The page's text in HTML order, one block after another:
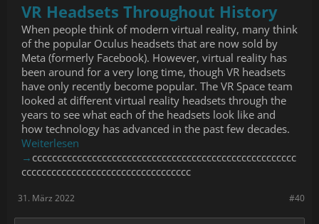
VR Headsets Throughout History
When people think of modern virtual reality, many think
of the popular Oculus headsets that are now sold by
Meta (formerly Facebook). However, virtual reality has
been around for a very long time, though VR headsets
have only recently become popular. The VR Space team
looked at different virtual reality headsets through the
years to see what each of the headsets look like and
how technology has advanced in the past few decades.
Weiterlesen
→ ccccccccccccccccccccccccccccccccccccccccccccccccccccc
cccccccccccccccccccccccccccccccccc
#40
31. März 2022